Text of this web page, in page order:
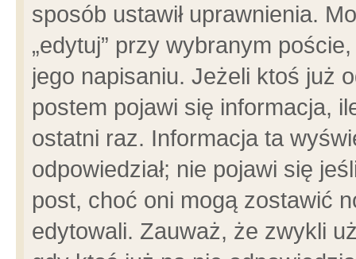
sposób ustawił uprawnienia.
„edytuj” przy wybranym
jego napisaniu. Jeżeli ktoś już
postem pojawi się informacja,
ostatni raz. Informacja ta
odpowiedział; nie pojawi się
post, choć oni mogą zostawić
edytowali. Zauważ, że zwykli